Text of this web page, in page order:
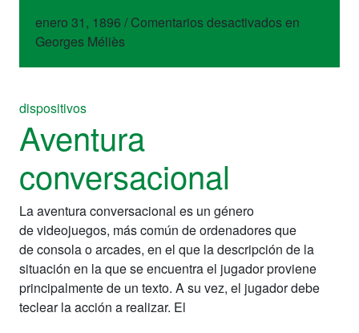
enero 31, 1896 / Comentarios desactivadosen
Georges Méliès
dispositivos
Aventura
conversacional
La aventura conversacional es un género
de videojuegos, más común de ordenadores que
de consola o arcades, en el que la descripción de la
situación en la que se encuentra el jugador proviene
principalmente de un texto. A su vez, el jugador debe
teclear la acción a realizar. El